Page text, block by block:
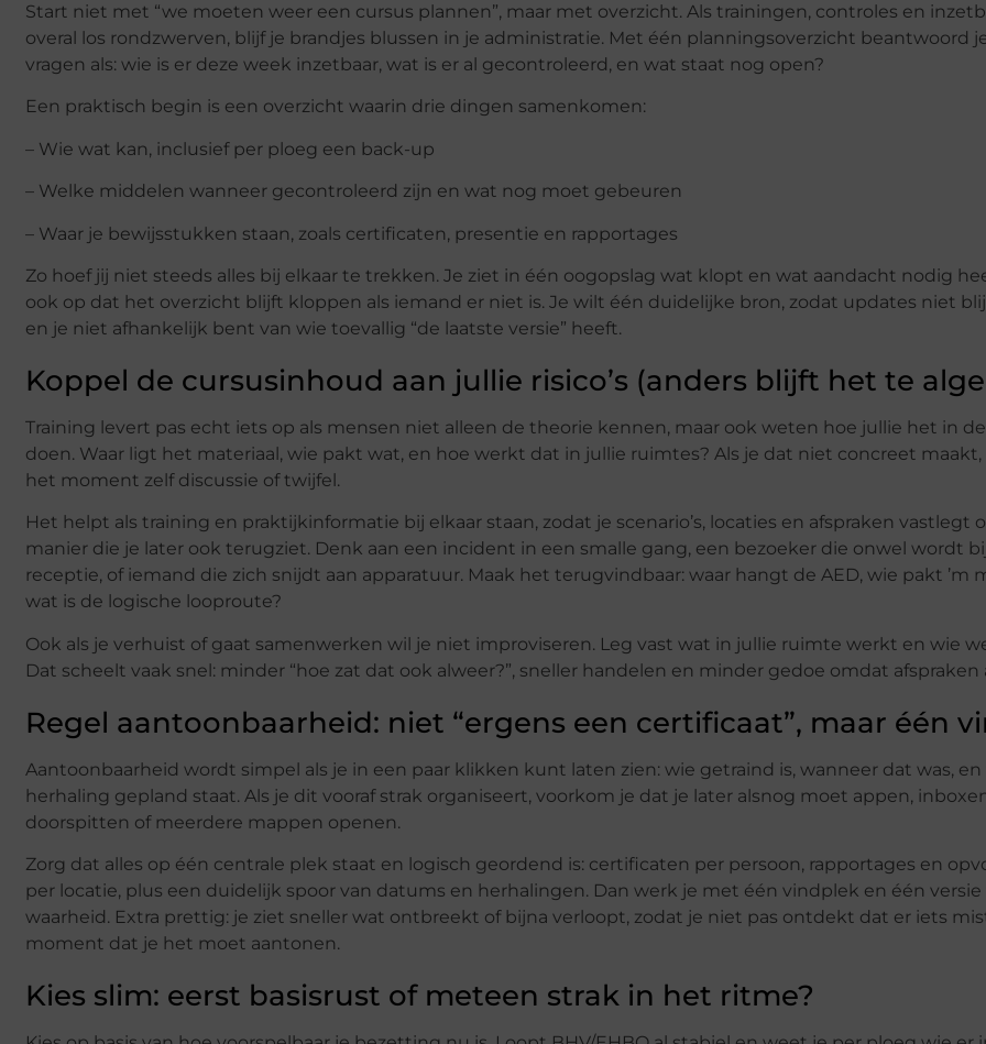
Start niet met “we moeten weer een cursus plannen”, maar met overzicht. Als trainingen, controles en
overal los rondzwerven, blijf je brandjes blussen in je administratie. Met één planningsoverzicht beantwoord
vragen als: wie is er deze week inzetbaar, wat is er al gecontroleerd, en wat staat nog open?
Een praktisch begin is een overzicht waarin drie dingen samenkomen:
– Wie wat kan, inclusief per ploeg een back-up
– Welke middelen wanneer gecontroleerd zijn en wat nog moet gebeuren
– Waar je bewijsstukken staan, zoals certificaten, presentie en rapportages
Zo hoef jij niet steeds alles bij elkaar te trekken. Je ziet in één oogopslag wat klopt en wat aandacht nodig
ook op dat het overzicht blijft kloppen als iemand er niet is. Je wilt één duidelijke bron, zodat updates niet
en je niet afhankelijk bent van wie toevallig “de laatste versie” heeft.
Koppel de cursusinhoud aan jullie risico’s (anders blijft het te
Training levert pas echt iets op als mensen niet alleen de theorie kennen, maar ook weten hoe jullie het in
doen. Waar ligt het materiaal, wie pakt wat, en hoe werkt dat in jullie ruimtes? Als je dat niet concreet maakt,
het moment zelf discussie of twijfel.
Het helpt als training en praktijkinformatie bij elkaar staan, zodat je scenario’s, locaties en afspraken vastlegt
manier die je later ook terugziet. Denk aan een incident in een smalle gang, een bezoeker die onwel wordt
receptie, of iemand die zich snijdt aan apparatuur. Maak het terugvindbaar: waar hangt de AED, wie pakt ’m
wat is de logische looproute?
Ook als je verhuist of gaat samenwerken wil je niet improviseren. Leg vast wat in jullie ruimte werkt en wie
Dat scheelt vaak snel: minder “hoe zat dat ook alweer?”, sneller handelen en minder gedoe omdat afspraken
Regel aantoonbaarheid: niet “ergens een certificaat”, maar één
Aantoonbaarheid wordt simpel als je in een paar klikken kunt laten zien: wie getraind is, wanneer dat was,
herhaling gepland staat. Als je dit vooraf strak organiseert, voorkom je dat je later alsnog moet appen,
doorspitten of meerdere mappen openen.
Zorg dat alles op één centrale plek staat en logisch geordend is: certificaten per persoon, rapportages en
per locatie, plus een duidelijk spoor van datums en herhalingen. Dan werk je met één vindplek en één versie
waarheid. Extra prettig: je ziet sneller wat ontbreekt of bijna verloopt, zodat je niet pas ontdekt dat er iets
moment dat je het moet aantonen.
Kies slim: eerst basisrust of meteen strak in het ritme?